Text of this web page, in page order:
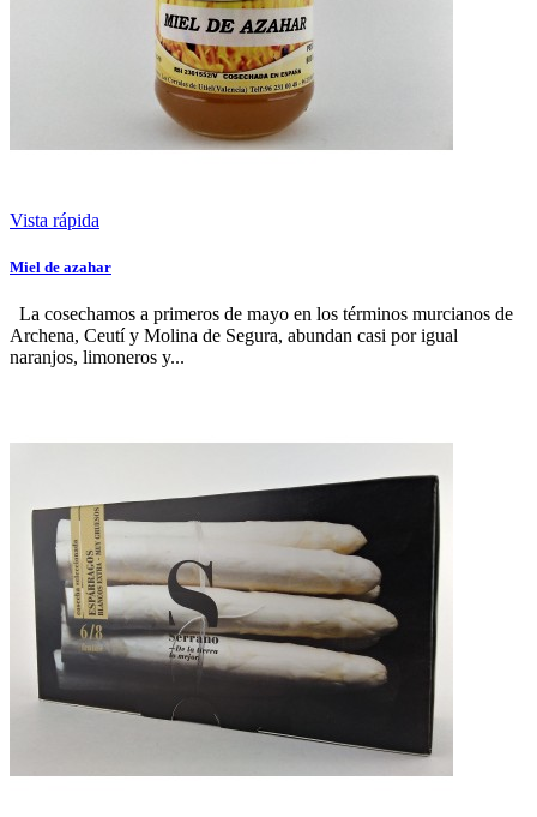
Vista rápida
Miel de azahar
La cosechamos a primeros de mayo en los términos murcianos de
Archena, Ceutí y Molina de Segura, abundan casi por igual
naranjos, limoneros y...